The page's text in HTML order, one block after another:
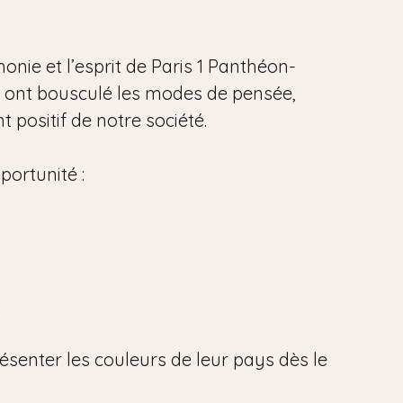
et l’esprit de Paris 1 Panthéon-
bousculé les modes de pensée,
positif de notre société.
:
les couleurs de leur pays dès le